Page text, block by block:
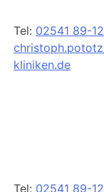
Tel: 02541 89-
kliniken.de
Tel: 02541 89-